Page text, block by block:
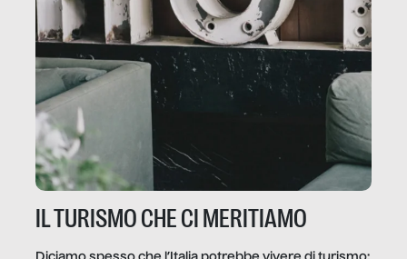
IL TURISMO CHE CI MERITIAMO